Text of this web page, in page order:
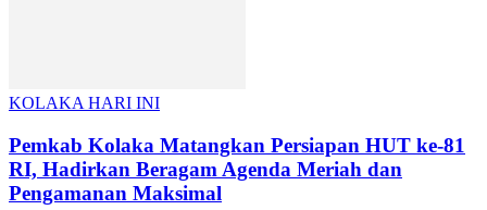
KOLAKA HARI INI
Pemkab Kolaka Matangkan Persiapan HUT ke-81
RI, Hadirkan Beragam Agenda Meriah dan
Pengamanan Maksimal